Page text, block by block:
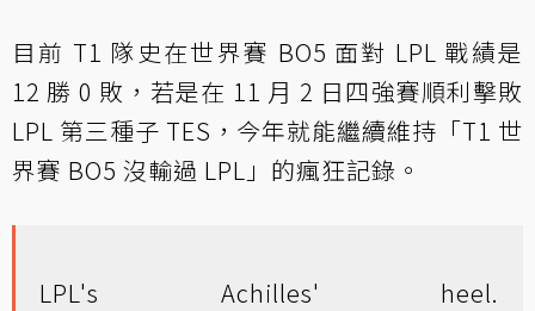
目前 T1 隊史在世界賽 BO5 面對 LPL 戰績是
12 勝 0 敗，若是在 11 月 2 日四強賽順利擊敗
LPL 第三種子 TES，今年就能繼續維持「T1 世
界賽 BO5 沒輸過 LPL」的瘋狂記錄。
LPL's Achilles' heel.